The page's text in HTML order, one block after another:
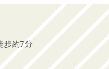
歩約7分